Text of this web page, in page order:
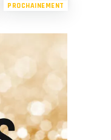
PROCHAINEMENT